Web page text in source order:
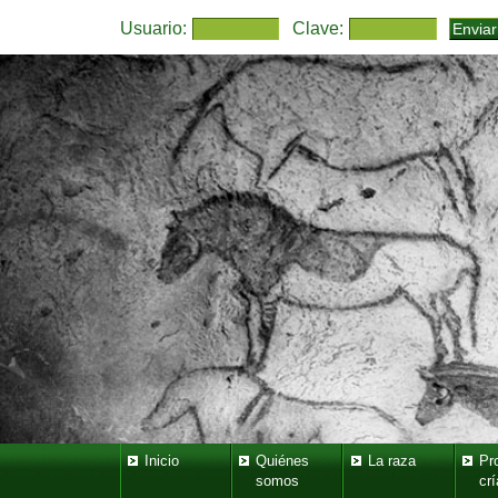
Usuario: Clave:
Inicio
Quiénes
somos
La raza